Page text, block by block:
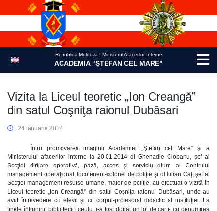
Republica Moldova | Ministerul Afacerilor Interne
ACADEMIA "ŞTEFAN CEL MARE"
Vizita la Liceul teoretic „Ion Creangă”
din satul Coşniţa raionul Dubăsari
24 ianuarie 2014
Întru promovarea imaginii Academiei „Ştefan cel Mare” şi a
Ministerului afacerilor interne la 20.01.2014 dl Ghenadie Ciobanu, şef al
Secţiei dirijare operativă, pază, acces şi serviciu diurn al Centrului
management operaţional, locotenent-colonel de poliţie şi dl Iulian Caţ, şef al
Secţiei management resurse umane, maior de poliţie, au efectuat o vizită în
Liceul teoretic „Ion Creangă” din satul Coşniţa raionul Dubăsari, unde au
avut întrevedere cu elevii şi cu corpul-profesoral didactic al instituţiei. La
finele întrunirii, bibliotecii liceului i-a fost donat un lot de carte cu denumirea